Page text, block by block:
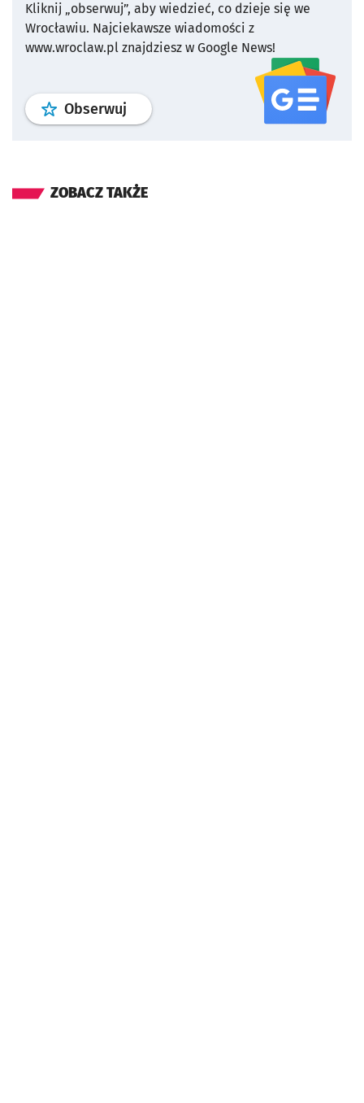
Kliknij „obserwuj”, aby wiedzieć, co dzieje się we
Wrocławiu. Najciekawsze wiadomości z
www.wroclaw.pl znajdziesz w Google News!
Obserwuj profil serwisu
ZOBACZ TAKŻE